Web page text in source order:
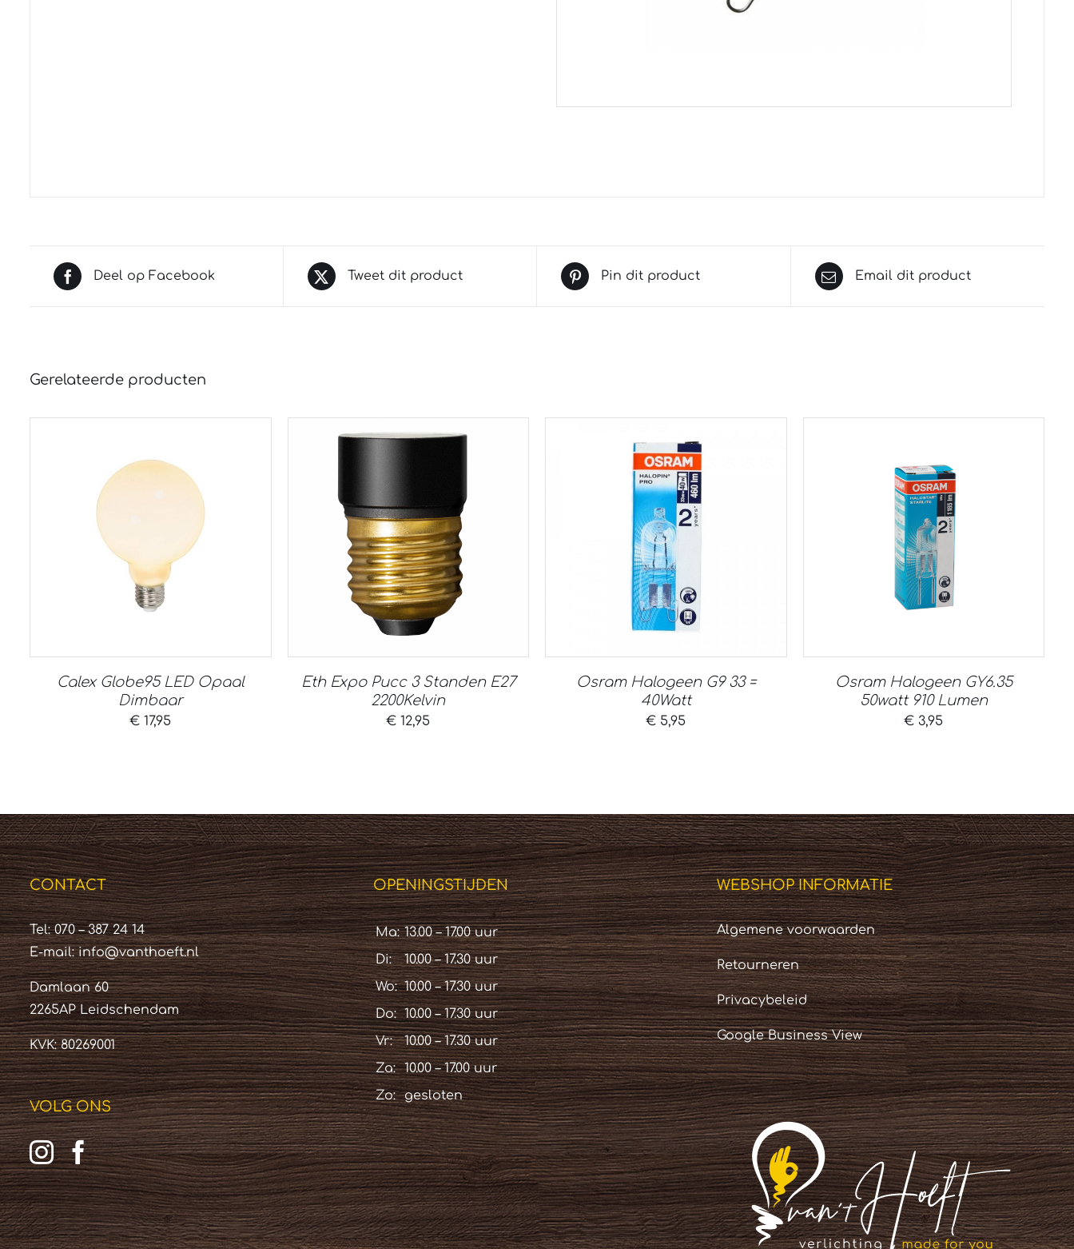
Deel op Facebook Tweet dit product Pin dit product Email dit product
Gerelateerde producten
Calex Globe95 LED Opaal
Dimbaar
€ 17,95
Eth Expo Pucc 3 Standen E27
2200Kelvin
€ 12,95
Osram Halogeen G9 33 =
40Watt
€ 5,95
Osram Halogeen GY6.35
50watt 910 Lumen
€ 3,95
CONTACT
Tel: 070 – 387 24 14
E-mail:info@vanthoeft.nl
Damlaan 60
2265AP Leidschendam
KVK: 80269001
VOLG ONS
OPENINGSTIJDEN
Ma: 13.00 – 17.00 uur
Di:
10.00 – 17.30 uur
Wo: 10.00 – 17.30 uur
Do: 10.00 – 17.30 uur
Vr:
10.00 – 17.30 uur
Za:
10.00 – 17.00 uur
Zo:
gesloten
WEBSHOP INFORMATIE
Algemene voorwaarden
Retourneren
Privacybeleid
Google Business View